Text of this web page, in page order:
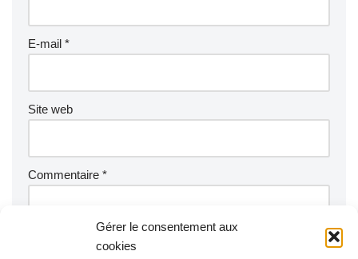
Gérer le consentement aux
cookies
E-mail *
Site web
Commentaire *